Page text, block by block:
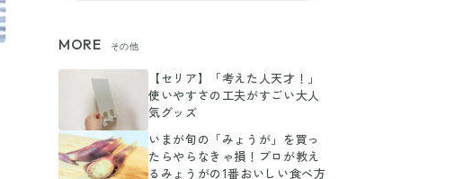
MORE その他
【セリア】「考えた人天才！」
使いやすさの工夫がすごい大人
気グッズ
いまが旬の「みょうが」を買っ
たらやらなきゃ損！プロが教え
るみょうがの1番おいしい食べ方